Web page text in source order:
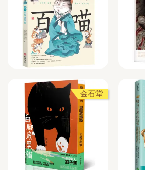
金石堂